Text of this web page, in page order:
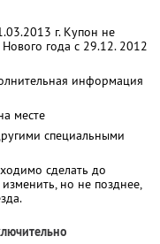
г. Купон не
года с 29.12. 2012
информация
месте
специальными
сделать до
но не позднее,